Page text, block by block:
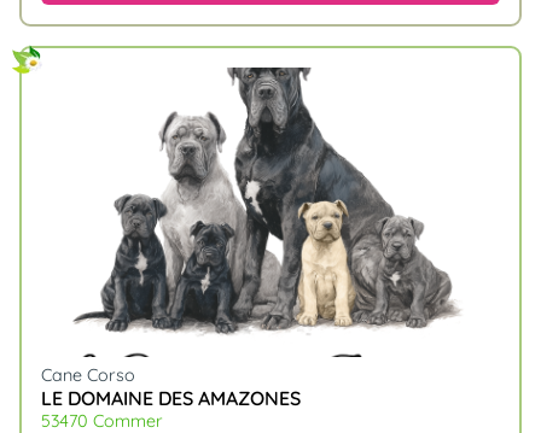
Cane Corso
LE DOMAINE DES AMAZONES
53470 Commer